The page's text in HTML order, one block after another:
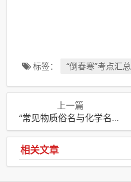
标签： “倒春寒”考点汇总
上一篇
“常见物质俗名与化学名称”考点汇总
相关文章